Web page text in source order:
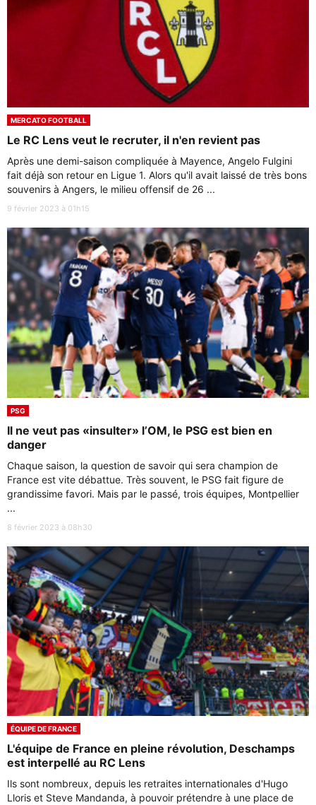
MERCATO FOOTBALL
Le RC Lens veut le recruter, il n'en revient pas
Après une demi-saison compliquée à Mayence, Angelo Fulgini
fait déjà son retour en Ligue 1. Alors qu'il avait laissé de très bons
souvenirs à Angers, le milieu offensif de 26 ...
9 février 2023 à 01h15
PSG
Il ne veut pas «insulter» l’OM, le PSG est bien en
danger
Chaque saison, la question de savoir qui sera champion de
France est vite débattue. Très souvent, le PSG fait figure de
grandissime favori. Mais par le passé, trois équipes, Montpellier
...
8 février 2023 à 08h30
ÉQUIPE DE FRANCE
L'équipe de France en pleine révolution, Deschamps
est interpellé au RC Lens
Ils sont nombreux, depuis les retraites internationales d'Hugo
Lloris et Steve Mandanda, à pouvoir prétendre à une place de